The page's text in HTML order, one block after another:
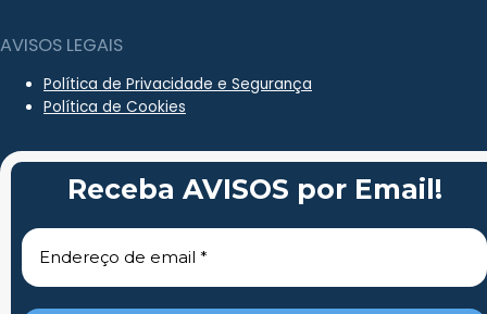
AVISOS LEGAIS
Política de Privacidade e Segurança
Política de Cookies
Receba AVISOS por Email!